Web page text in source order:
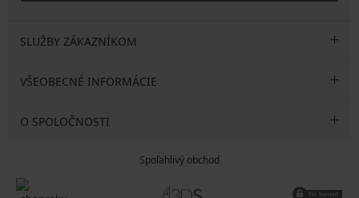
SLUŽBY ZÁKAZNÍKOM
VŠEOBECNÉ INFORMÁCIE
O SPOLOČNOSTI
Spoľahlivý obchod